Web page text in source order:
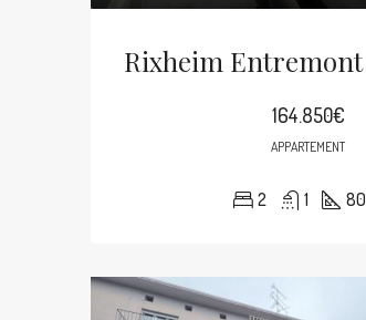
164.850€
APPARTEMENT
2 1 80